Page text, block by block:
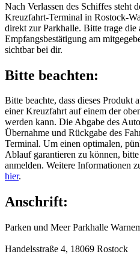
Nach Verlassen des Schiffes steht
Kreuzfahrt-Terminal in Rostock-
direkt zur Parkhalle. Bitte trage die
Empfangsbestätigung am
sichtbar bei dir.
Bitte beachten:
Bitte beachte, dass dieses Produkt
einer Kreuzfahrt auf einem der
werden kann. Die Abgabe des
Übernahme und Rückgabe des
Terminal. Um einen optimalen,
Ablauf garantieren zu können,
anmelden. Weitere Informationen
hier.
Anschrift:
Parken und Meer Parkhalle
Handelsstraße 4, 18069 Rostock